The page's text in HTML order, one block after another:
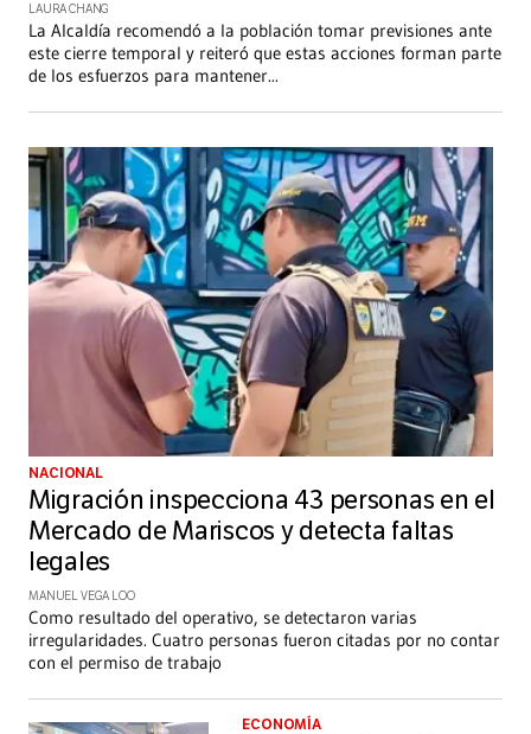
LAURA CHANG
La Alcaldía recomendó a la población tomar previsiones ante
este cierre temporal y reiteró que estas acciones forman parte
de los esfuerzos para mantener...
NACIONAL
Migración inspecciona 43 personas en el
Mercado de Mariscos y detecta faltas
legales
MANUEL VEGA LOO
Como resultado del operativo, se detectaron varias
irregularidades. Cuatro personas fueron citadas por no contar
con el permiso de trabajo
ECONOMÍA